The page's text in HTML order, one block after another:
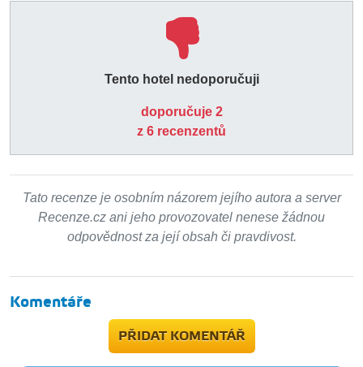
Tento hotel nedoporučuji
doporučuje 2
z 6 recenzentů
Tato recenze je osobním názorem jejího autora a server
Recenze.cz ani jeho provozovatel nenese žádnou
odpovědnost za její obsah či pravdivost.
Komentáře
PŘIDAT KOMENTÁŘ